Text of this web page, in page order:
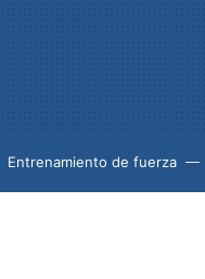
Entrenamiento de fuerza